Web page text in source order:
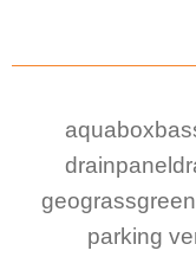
aquabox
drainpanel
geograss
parking